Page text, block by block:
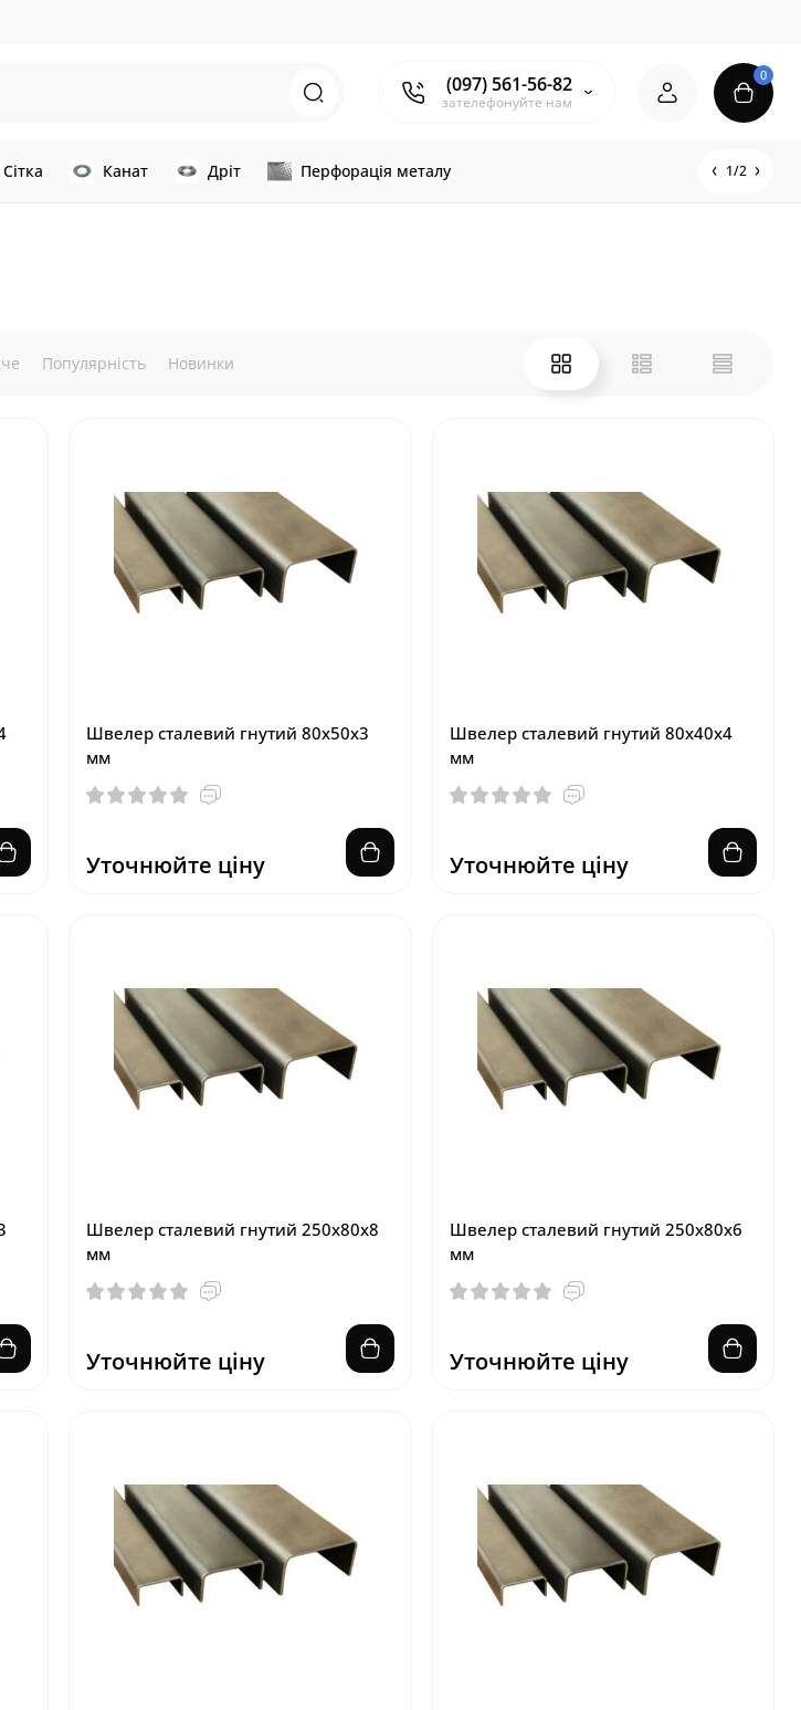
(097) 561-56-82
зателефонуйте нам
0
Сітка Канат Дріт Перфорація металу 1/2
Популярність Новинки
Швелер сталевий гнутий 80х50х3
мм
Уточнюйте ціну
Швелер сталевий гнутий 80х40х4
мм
Уточнюйте ціну
Швелер сталевий гнутий 250х80х8
мм
Уточнюйте ціну
Швелер сталевий гнутий 250х80х6
мм
Уточнюйте ціну